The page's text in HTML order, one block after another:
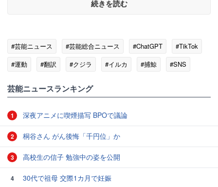
続きを読む
#芸能ニュース #芸能総合ニュース #ChatGPT
#TikTok
#運動
#翻訳 #クジラ #イルカ #捕鯨
#SNS
芸能ニュースランキング
1 深夜アニメに喫煙描写 BPOで議論
2 桐谷さん がん後悔「千円位」か
3 高校生の信子 勉強中の姿を公開
4 30代で祖母 交際1カ月で妊娠